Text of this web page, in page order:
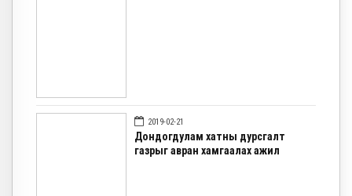
2019-02-21
Дондогдулам хатны дурсгалт
газрыг авран хамгаалах ажил